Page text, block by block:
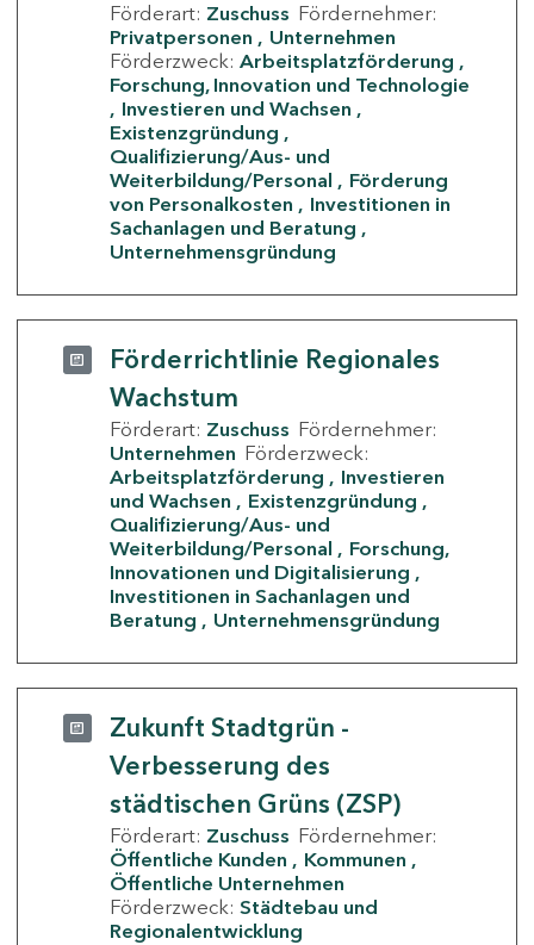
Förderart: Zuschuss Fördernehmer:
Privatpersonen
Unternehmen
Förderzweck: Arbeitsplatzförderung
Forschung, Innovation und Technologie
Investieren und Wachsen
Existenzgründung
Qualifizierung/Aus- und
Weiterbildung/Personal
Förderung
von Personalkosten
Investitionen in
Sachanlagen und Beratung
Unternehmensgründung
Förderrichtlinie Regionales
Wachstum
Förderart: Zuschuss Fördernehmer:
Unternehmen Förderzweck:
Arbeitsplatzförderung
Investieren
und Wachsen
Existenzgründung
Qualifizierung/Aus- und
Weiterbildung/Personal
Forschung,
Innovationen und Digitalisierung
Investitionen in Sachanlagen und
Beratung
Unternehmensgründung
Zukunft Stadtgrün -
Verbesserung des
städtischen Grüns (ZSP)
Förderart: Zuschuss Fördernehmer:
Öffentliche Kunden
Kommunen
Öffentliche Unternehmen
Förderzweck: Städtebau und
Regionalentwicklung